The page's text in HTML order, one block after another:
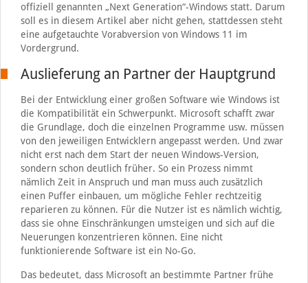
offiziell genannten „Next Generation“-Windows statt. Darum
soll es in diesem Artikel aber nicht gehen, stattdessen steht
eine aufgetauchte Vorabversion von Windows 11 im
Vordergrund.
Auslieferung an Partner der Hauptgrund
Bei der Entwicklung einer großen Software wie Windows ist
die Kompatibilität ein Schwerpunkt. Microsoft schafft zwar
die Grundlage, doch die einzelnen Programme usw. müssen
von den jeweiligen Entwicklern angepasst werden. Und zwar
nicht erst nach dem Start der neuen Windows-Version,
sondern schon deutlich früher. So ein Prozess nimmt
nämlich Zeit in Anspruch und man muss auch zusätzlich
einen Puffer einbauen, um mögliche Fehler rechtzeitig
reparieren zu können. Für die Nutzer ist es nämlich wichtig,
dass sie ohne Einschränkungen umsteigen und sich auf die
Neuerungen konzentrieren können. Eine nicht
funktionierende Software ist ein No-Go.
Das bedeutet, dass Microsoft an bestimmte Partner frühe